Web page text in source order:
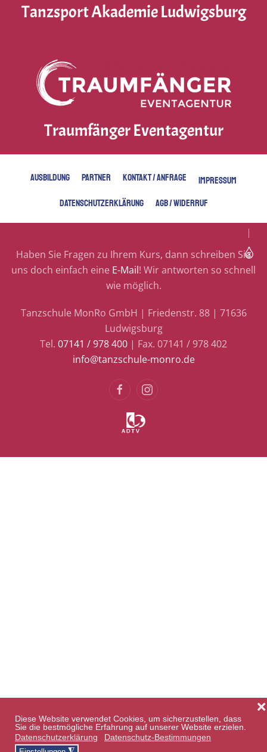
Diese Website verwendet Cookies, um sicherzustellen, dass
Sie die bestmögliche Erfahrung auf unserer Website erzielen.
Datenschutzerklärung
Datenschutz-Bestimmungen
❌
Tanzsport Akademie Ludwigsburg
Traumfänger Eventagentur
AUSBILDUNG PARTNER KONTAKT / ANFRAGE
IMPRESSUM
DATENSCHUTZERKLÄRUNG
AGB / WIDERRUF
Haben Sie Fragen zu Ihrem Kurs, dann schreiben Sie
uns doch einfach eine E-Mail! Wir antworten so schnell
wie möglich.
Tanzschule MonRo GmbH | Friedenstr. 88 | 71636
Ludwigsburg
Tel. 07141 / 978 400 | Fax. 07141 / 978 402
info@tanzschule-monro.de